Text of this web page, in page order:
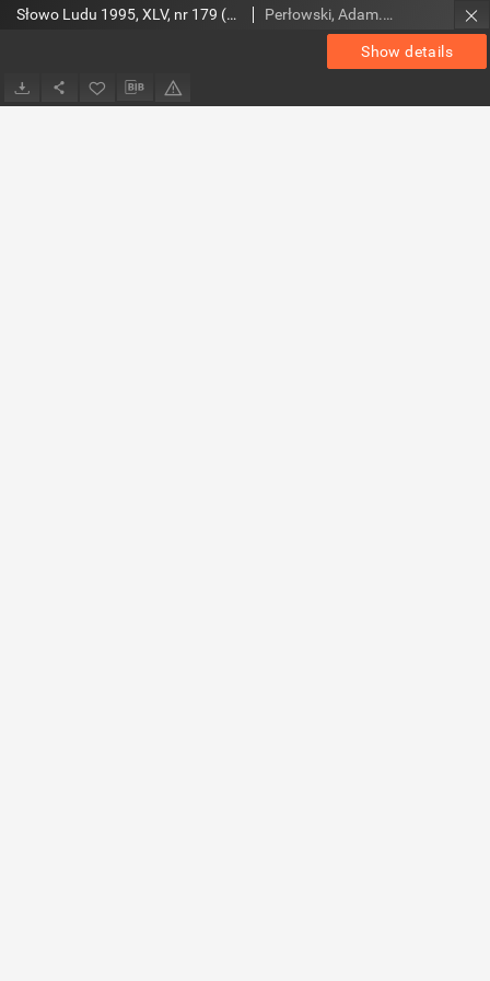
Show details
Słowo Ludu 1995, XLV, nr 179 (magazyn) Perłowski, Adam. Red.